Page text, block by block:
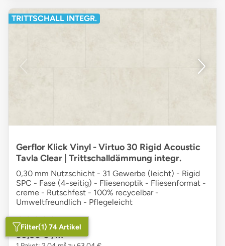
TRITTSCHALL INTEGR.
Gerflor Klick Vinyl - Virtuo 30 Rigid Acoustic
Tavla Clear | Trittschalldämmung integr.
0,30 mm Nutzschicht - 31 Gewerbe (leicht) - Rigid
SPC - Fase (4-seitig) - Fliesenoptik - Fliesenformat -
creme - Rutschfest - 100% recycelbar -
Umweltfreundlich - Pflegeleicht
★★★★★
★★★★★
30,90 €/m²
Filter(1) 74 Artikel